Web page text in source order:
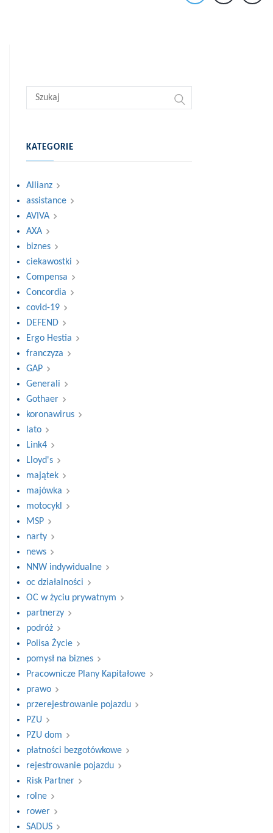
KATEGORIE
Allianz
assistance
AVIVA
AXA
biznes
ciekawostki
Compensa
Concordia
covid-19
DEFEND
Ergo Hestia
franczyza
GAP
Generali
Gothaer
koronawirus
lato
Link4
Lloyd's
majątek
majówka
motocykl
MSP
narty
news
NNW indywidualne
oc działalności
OC w życiu prywatnym
partnerzy
podróż
Polisa Życie
pomysł na biznes
Pracownicze Plany Kapitałowe
prawo
przerejestrowanie pojazdu
PZU
PZU dom
płatności bezgotówkowe
rejestrowanie pojazdu
Risk Partner
rolne
rower
SADUS